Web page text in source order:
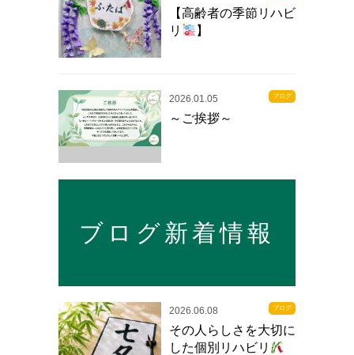
【高齢者の季節リハビ
リ
】
ブログ
2026.01.05
～ご挨拶～
ブログ新着情報
2026.06.08 ブログ
その人らしさを大切に
した個別リハビリ